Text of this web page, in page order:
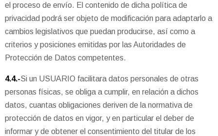
el proceso de envío. El contenido de dicha política de
privacidad podrá ser objeto de modificación para adaptarlo a
cambios legislativos que puedan producirse, así como a
criterios y posiciones emitidas por las Autoridades de
Protección de Datos competentes.
4.4.-Si un USUARIO facilitara datos personales de otras
personas físicas, se obliga a cumplir, en relación a dichos
datos, cuantas obligaciones deriven de la normativa de
protección de datos en vigor, y en particular el deber de
informar y de obtener el consentimiento del titular de los